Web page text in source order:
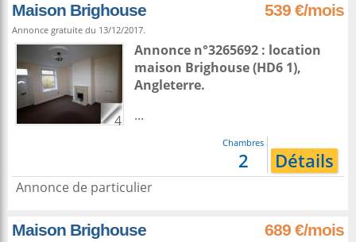
Maison Brighouse 539 €/mois
Annonce gratuite du 13/12/2017.
4
Annonce n°3265692 : location
maison Brighouse(HD6 1),
Angleterre.
...
Chambres
2 Détails
Annonce de particulier
Maison Brighouse 689 €/mois